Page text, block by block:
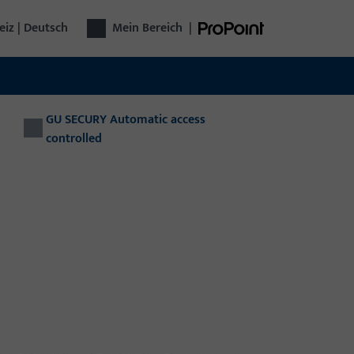
| Deutsch Mein Bereich |
GU SECURY Automatic access
controlled